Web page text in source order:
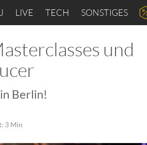
LIVE TECH SONSTIGES
und
Berlin!
3 Min